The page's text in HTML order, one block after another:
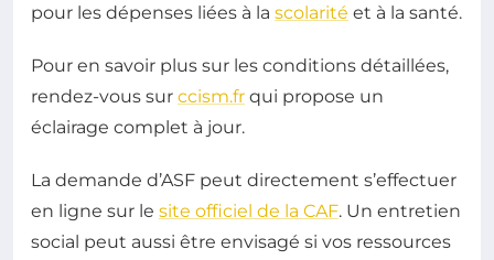
pour les dépenses liées à la scolarité et à la santé.
Pour en savoir plus sur les conditions détaillées,
rendez-vous sur ccism.fr qui propose un
éclairage complet à jour.
La demande d’ASF peut directement s’effectuer
en ligne sur le site officiel de la CAF. Un entretien
social peut aussi être envisagé si vos ressources